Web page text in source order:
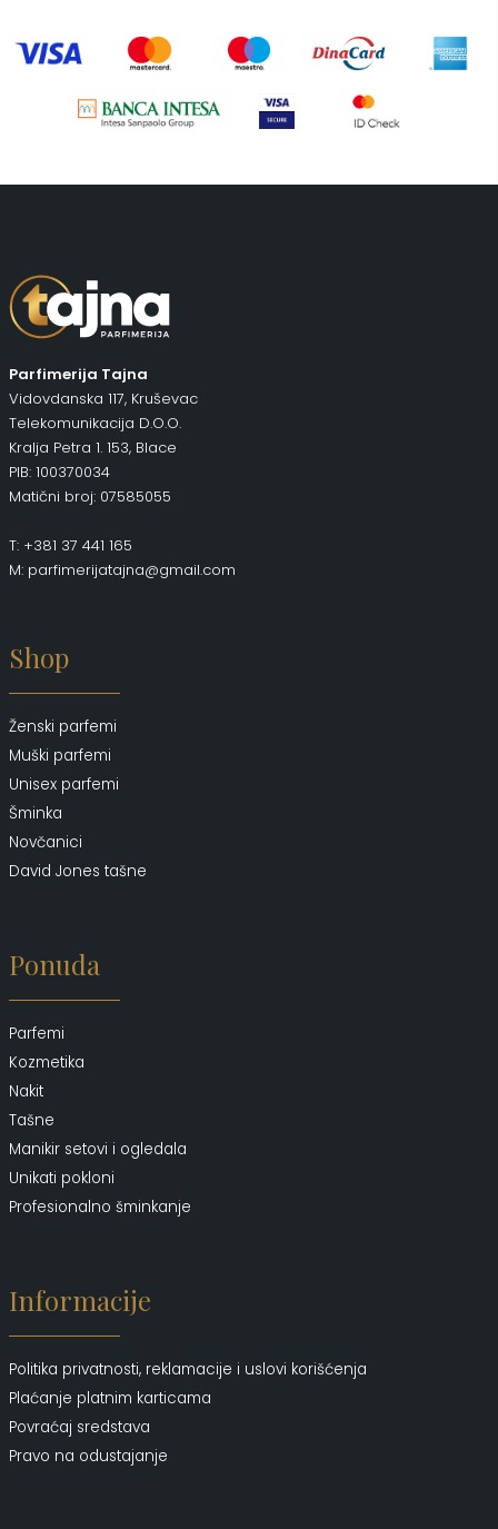
Pepe Jeans Ranac
Putni program (49)
Šminka (187)
Parfimerija Tajna
Vidovdanska 117, Kruševac
Telekomunikacija D.O.O.
Kralja Petra 1. 153, Blace
PIB: 100370034
Matični broj: 07585055
T: +381 37 441 165
M: parfimerijatajna@gmail.com
Shop
Ženski parfemi
Muški parfemi
Unisex parfemi
Šminka
Novčanici
David Jones tašne
Ponuda
Parfemi
Kozmetika
Nakit
Tašne
Manikir setovi i ogledala
Unikati pokloni
Profesionalno šminkanje
Informacije
Politika privatnosti, reklamacije i uslovi korišćenja
Plaćanje platnim karticama
Povraćaj sredstava
Pravo na odustajanje